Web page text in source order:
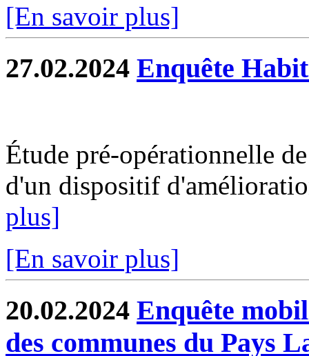
[En savoir plus]
27.02.2024 Enquête
Étude pré-opérationnelle
d'un dispositif
plus]
[En savoir plus]
20.02.2024 Enquête
des communes du Pays